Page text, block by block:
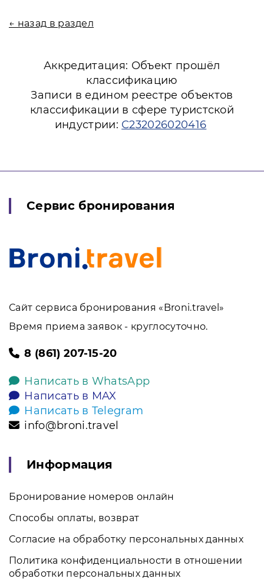
← назад в раздел
Аккредитация: Объект прошёл
классификацию
Записи в едином реестре объектов
классификации в сфере туристской
индустрии: С232026020416
Сервис бронирования
Сайт сервиса бронирования «Broni.travel»
Время приема заявок - круглосуточно.
8 (861) 207-15-20
Написать в WhatsApp
Написать в MAX
Написать в Telegram
info@broni.travel
Информация
Бронирование номеров онлайн
Способы оплаты, возврат
Согласие на обработку персональных данных
Политика конфиденциальности в отношении
обработки персональных данных